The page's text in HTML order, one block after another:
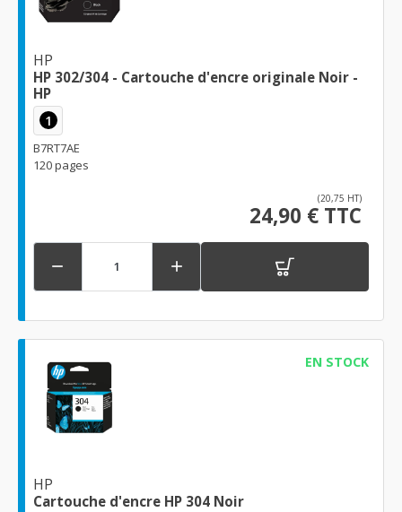
HP
HP 302/304 - Cartouche d'encre originale Noir -
HP
1
B7RT7AE
120 pages
(20,75 HT)
24,90 € TTC
 
EN STOCK
HP
Cartouche d'encre HP 304 Noir